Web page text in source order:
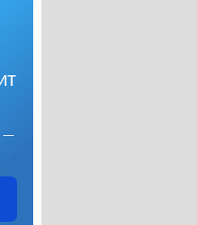
—